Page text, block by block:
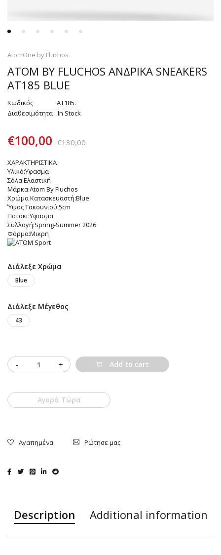
AtomOne by Fluchos
ATOM BY FLUCHOS ΑΝΔΡΙΚΑ SNEAKERS
AT185 BLUE
Κωδικός
AT185.
Διαθεσιμότητα In Stock
€130,00
€100,00
ΧΑΡΑΚΤΗΡΙΣΤΙΚΑ
Υλικό:Υφασμα
Σόλα:Ελαστική
Μάρκα:Atom By Fluchos
Χρώμα Κατασκευαστή:Blue
Ύψος Τακουνιού:5cm
Πατάκι:Υφασμα
Συλλογή:Spring-Summer 2026
Φόρμα:Μικρη
Διάλεξε Χρώμα
Blue
Διάλεξε Μέγεθος
43
Add to cart
Αγορά Τώρα
Ρώτησε μας
Description Additional information